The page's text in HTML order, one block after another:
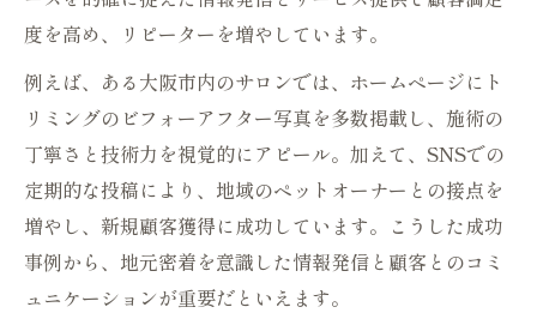
度を高め、リピーターを増やしています。
例えば、ある大阪市内のサロンでは、ホームページにト
リミングのビフォーアフター写真を多数掲載し、施術の
丁寧さと技術力を視覚的にアピール。加えて、SNSでの
定期的な投稿により、地域のペットオーナーとの接点を
増やし、新規顧客獲得に成功しています。こうした成功
事例から、地元密着を意識した情報発信と顧客とのコミ
ュニケーションが重要だといえます。